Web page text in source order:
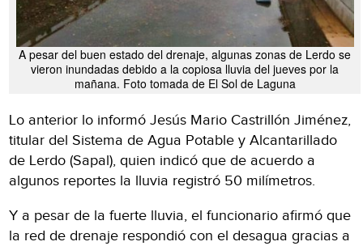
A pesar del buen estado del drenaje, algunas zonas de Lerdo se
vieron inundadas debido a la copiosa lluvia del jueves por la
mañana. Foto tomada de El Sol de Laguna
Lo anterior lo informó Jesús Mario Castrillón Jiménez,
titular del Sistema de Agua Potable y Alcantarillado
de Lerdo (Sapal), quien indicó que de acuerdo a
algunos reportes la lluvia registró 50 milímetros.
Y a pesar de la fuerte lluvia, el funcionario afirmó que
la red de drenaje respondió con el desagua gracias a